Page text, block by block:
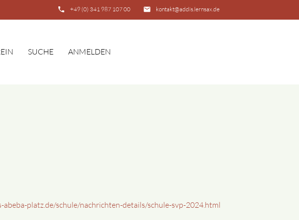
email kontakt@addis.lernsax.de
phone +49 (0) 341 987 107 00
SUCHE ANMELDEN
abeba-platz.de/schule/nachrichten-details/schule-svp-2024.html